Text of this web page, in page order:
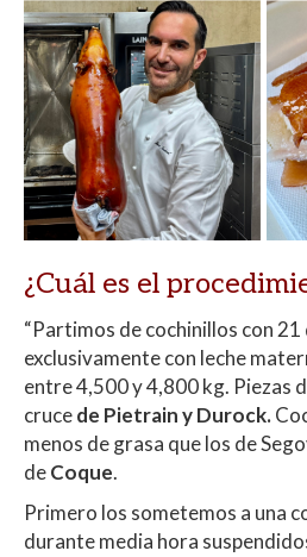
¿Cuál es el
“Partimos de cochinillos con
exclusivamente con leche
entre 4,500 y 4,800 kg. Piezas
crucede Pietrain y Durock.
menos de grasa que los de
deCoque.
Primero los sometemos a una
durante media hora